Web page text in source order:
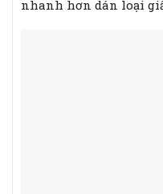
nhanh hơn dán loại